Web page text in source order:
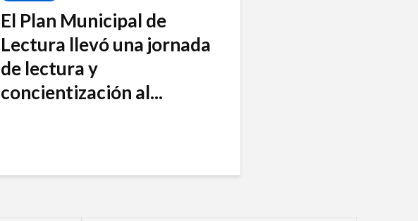
El Plan Municipal de
Lectura llevó una jornada
de lectura y
concientización al...